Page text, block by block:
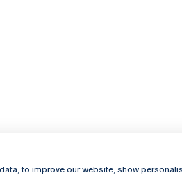
to improve our website, show